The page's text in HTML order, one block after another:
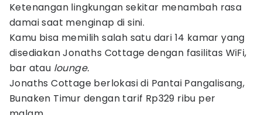
Ketenangan lingkungan sekitar menambah rasa
damai saat menginap di sini.
Kamu bisa memilih salah satu dari 14 kamar yang
disediakan Jonaths Cottage dengan fasilitas WiFi,
bar atau lounge.
Jonaths Cottage berlokasi di Pantai Pangalisang,
Bunaken Timur dengan tarif Rp329 ribu per